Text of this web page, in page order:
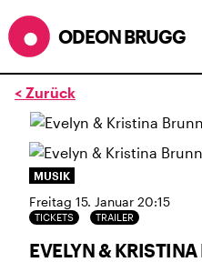
ODEON BRUGG
Anzeigen als:
während demODEONAir
1.8.)
Barbetrieb im
< Zurück
MUSIK
Freitag 15. Januar 20:15
TICKETS TRAILER
EVELYN &